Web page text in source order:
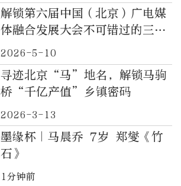
解锁第六届中国（北京）广电媒
体融合发展大会不可错过的三个
“宝藏环节”
2026-5-10
寻迹北京“马”地名，解锁马驹
桥“千亿产值”乡镇密码
2026-3-13
墨缘杯｜马晨乔 7岁 郑燮《竹
石》
1分钟前